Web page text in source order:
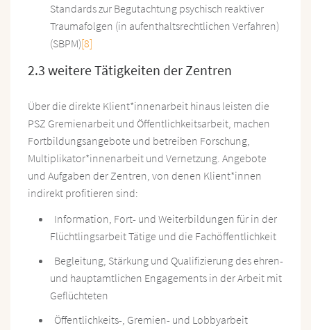
Standards zur Begutachtung psychisch reaktiver
Traumafolgen (in aufenthaltsrechtlichen Verfahren)
(SBPM)[8]
2.3 weitere Tätigkeiten der Zentren
Über die direkte Klient*innenarbeit hinaus leisten die
PSZ Gremienarbeit und Öffentlichkeitsarbeit, machen
Fortbildungsangebote und betreiben Forschung,
Multiplikator*innenarbeit und Vernetzung. Angebote
und Aufgaben der Zentren, von denen Klient*innen
indirekt profitieren sind:
Information, Fort- und Weiterbildungen für in der
Flüchtlingsarbeit Tätige und die Fachöffentlichkeit
Begleitung, Stärkung und Qualifizierung des ehren-
und hauptamtlichen Engagements in der Arbeit mit
Geflüchteten
Öffentlichkeits-, Gremien- und Lobbyarbeit